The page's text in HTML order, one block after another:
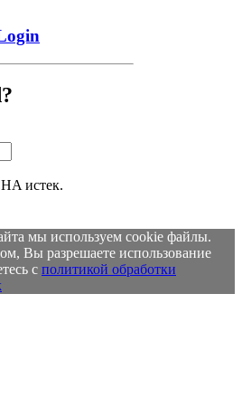
истек.
мы используем cookie файлы.
Вы разрешаете использование
с политикой обработки